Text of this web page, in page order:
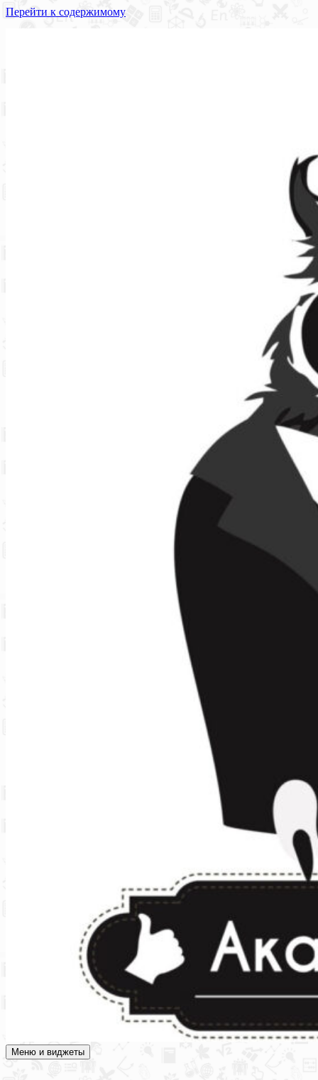
Перейти к содержимому
Академия СОВА
Подготовка к ЕГЭ, ОГЭ, ВПР, МЦКО, СтатГрад, КДР, ВОШ,
Меню и виджеты